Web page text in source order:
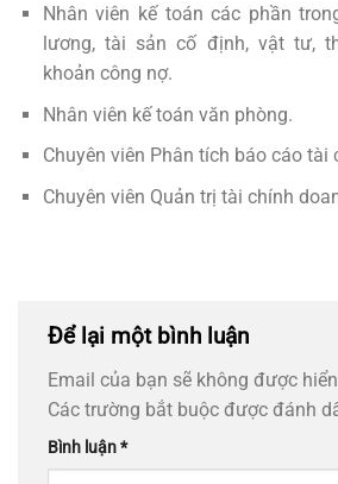
Nhân viên kế toán các phần
lương, tài sản cố định, vật tư,
khoản công nợ.
Nhân viên kế toán văn phòng.
Chuyên viên Phân tích báo cáo tài
Chuyên viên Quản trị tài chính
Để lại một bình luận
Email của bạn sẽ không được
Các trường bắt buộc được đánh
Bình luận*